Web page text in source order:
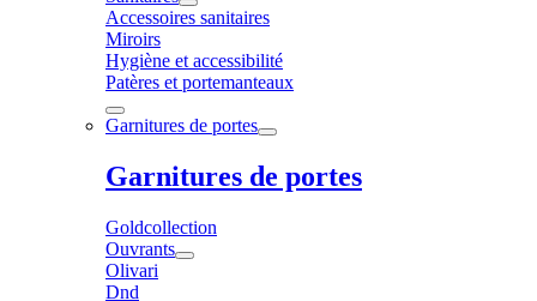
Accessoires sanitaires
Miroirs
Hygiène et accessibilité
Patères et portemanteaux
Garnitures de portes
Garnitures de portes
Goldcollection
Ouvrants
Olivari
Dnd